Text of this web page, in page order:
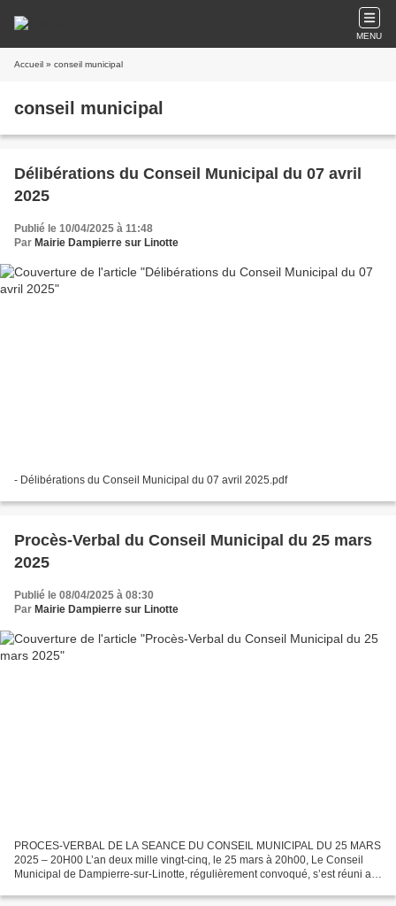
MENU
Accueil » conseil municipal
conseil municipal
Délibérations du Conseil Municipal du 07 avril
2025
Publié le 10/04/2025 à 11:48
Par Mairie Dampierre sur Linotte
- Délibérations du Conseil Municipal du 07 avril 2025.pdf
Procès-Verbal du Conseil Municipal du 25 mars
2025
Publié le 08/04/2025 à 08:30
Par Mairie Dampierre sur Linotte
PROCES-VERBAL DE LA SEANCE DU CONSEIL MUNICIPAL DU 25 MARS
2025 – 20H00 L’an deux mille vingt-cinq, le 25 mars à 20h00, Le Conseil
Municipal de Dampierre-sur-Linotte, régulièrement convoqué, s’est réuni au